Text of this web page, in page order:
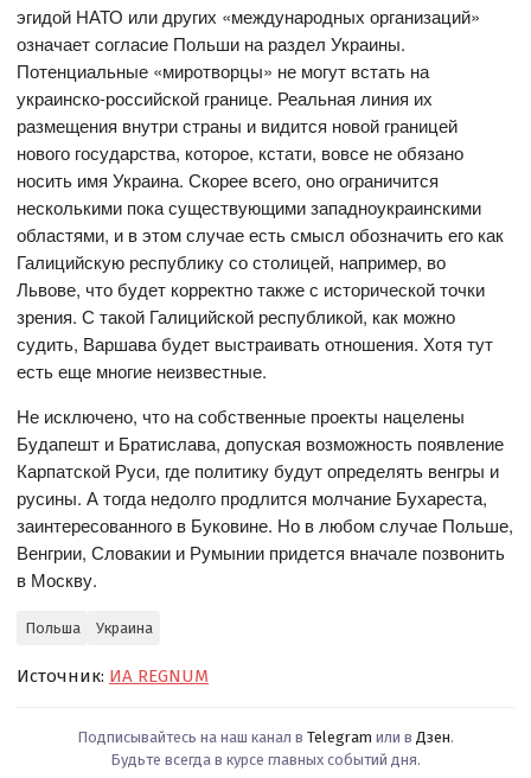
эгидой НАТО или других «международных организаций»
означает согласие Польши на раздел Украины.
Потенциальные «миротворцы» не могут встать на
украинско-российской границе. Реальная линия их
размещения внутри страны и видится новой границей
нового государства, которое, кстати, вовсе не обязано
носить имя Украина. Скорее всего, оно ограничится
несколькими пока существующими западноукраинскими
областями, и в этом случае есть смысл обозначить его как
Галицийскую республику со столицей, например, во
Львове, что будет корректно также с исторической точки
зрения. С такой Галицийской республикой, как можно
судить, Варшава будет выстраивать отношения. Хотя тут
есть еще многие неизвестные.
Не исключено, что на собственные проекты нацелены
Будапешт и Братислава, допуская возможность появление
Карпатской Руси, где политику будут определять венгры и
русины. А тогда недолго продлится молчание Бухареста,
заинтересованного в Буковине. Но в любом случае Польше,
Венгрии, Словакии и Румынии придется вначале позвонить
в Москву.
Польша Украина
Источник: ИА REGNUM
Подписывайтесь на наш канал в Telegram или в Дзен.
Будьте всегда в курсе главных событий дня.